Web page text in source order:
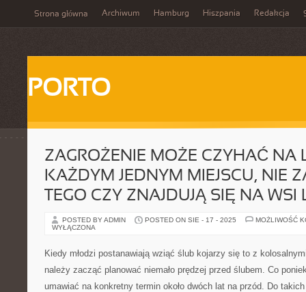
Strona główna Archiwum Hamburg Hiszpania Redakcja
PORTO
ZAGROŻENIE MOŻE CZYHAĆ NA
KAŻDYM JEDNYM MIEJSCU, NIE
TEGO CZY ZNAJDUJĄ SIĘ NA WSI
POSTED BY ADMIN POSTED ON SIE - 17 - 2025
MOŻLIWOŚĆ
WYŁĄCZONA
Kiedy młodzi postanawiają wziąć ślub kojarzy się to z
należy zacząć planować niemało prędzej przed ślubem. Co
umawiać na konkretny termin około dwóch lat na przód. Do